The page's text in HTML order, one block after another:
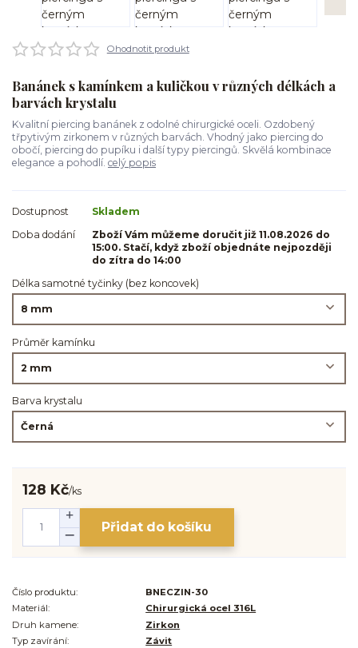
Ohodnotit produkt
Banánek s kamínkem a kuličkou v různých délkách a
barvách krystalu
Kvalitní piercing banánek z odolné chirurgické oceli. Ozdobený
třpytivým zirkonem v různých barvách. Vhodný jako piercing do
obočí, piercing do pupíku i další typy piercingů. Skvělá kombinace
elegance a pohodlí. celý popis
Dostupnost
Skladem
Doba dodání
Zboží Vám můžeme doručit již 11.08.2026 do
15:00. Stačí, když zboží objednáte nejpozději
do zítra do 14:00
Délka samotné tyčinky (bez koncovek)
Průměr kamínku
Barva krystalu
128 Kč/ks
Přidat do košíku
Číslo produktu:
BNECZIN-30
Materiál:
Chirurgická ocel 316L
Druh kamene:
Zirkon
Typ zavírání:
Závit